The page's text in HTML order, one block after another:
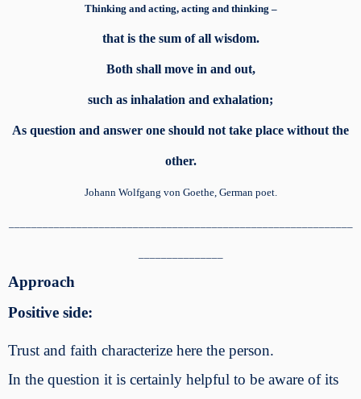
Thinking and acting, acting and thinking –
that is the sum of all wisdom.
Both shall move in and out,
such as inhalation and exhalation;
As question and answer one should not take place without the
other.
Johann Wolfgang von Goethe, German poet.
Approach
Positive side:
Trust and faith characterize here the person.
In the question it is certainly helpful to be aware of its